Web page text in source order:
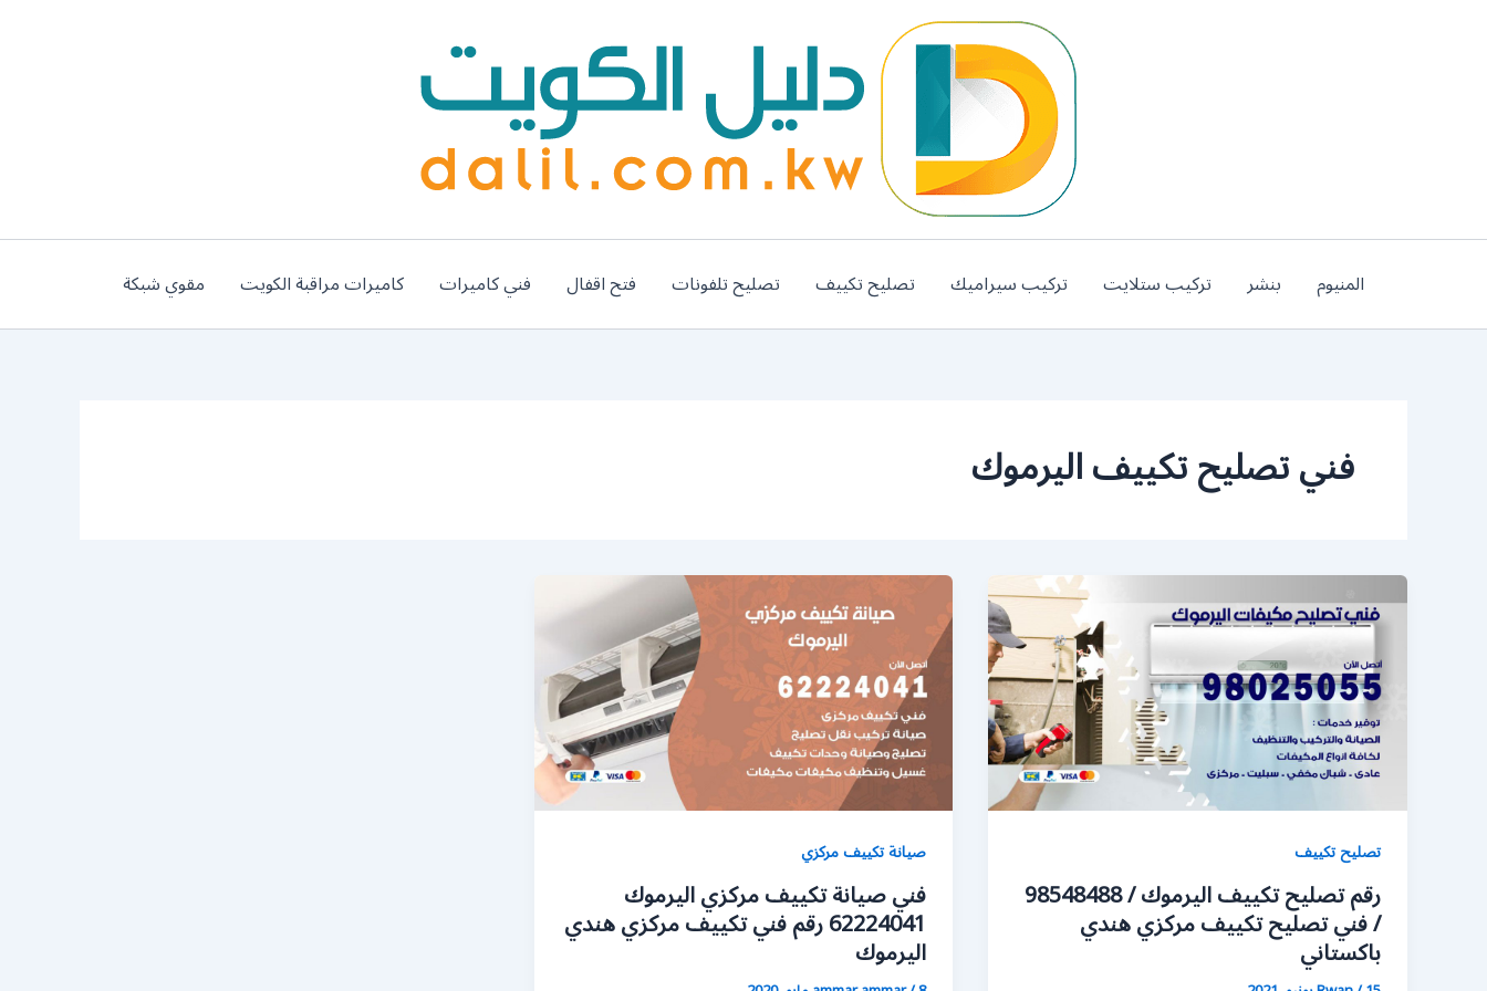
المنيوم بنشر تركيب ستلايت تركيب سيراميك تصليح تكييف تصليح تلفونات فتح اقفال فني كاميرات كاميرات مراقبة الكويت مقوي شبكة
فني تصليح تكييف اليرموك
تصليح تكييف
رقم تصليح تكييف اليرموك / 98548488
/ فني تصليح تكييف مركزي هندي
باكستاني
صيانة تكييف مركزي
فني صيانة تكييف مركزي اليرموك
62224041 رقم فني تكييف مركزي هندي
اليرموك